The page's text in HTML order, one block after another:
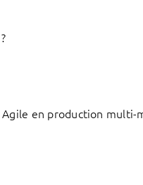
en production multi-